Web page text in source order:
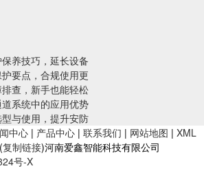
养技巧，延长设备
要点，合规使用更
查，新手也能轻松
系统中的应用优势
与使用，提升安防
中心 | 产品中心 | 联系我们 | 网站地图 | XML
复制链接)河南爱鑫智能科技有限公司
号-X